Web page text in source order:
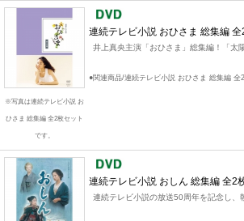
※写真は連続テレビ小説 お
ひさま 総集編 全2枚セット
です。
連続テレビ小説 おひさま 総集編 全
井上真央主演「おひさま」総集編！「太
●関連商品/連続テレビ小説 おひさま 総集編 全
連続テレビ小説 おしん 総集編 全2
連続テレビ小説の放送50周年を記念し、